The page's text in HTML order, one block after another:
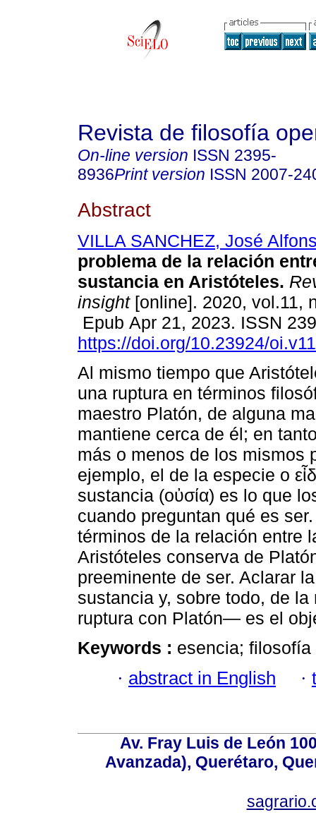
Revista de filosofía
On-line version ISSN 2395-
8936Print version ISSN 2007-
Abstract
VILLA SANCHEZ, José
problema de la relación
sustancia en Aristóteles.
insight[online]. 2020, vol.11,
Epub Apr 21, 2023. ISSN
https://doi.org/10.23924/
Al mismo tiempo que
una ruptura en términos
maestro Platón, de alguna
mantiene cerca de él; en
más o menos de los mismos
ejemplo, el de la especie o
sustancia (οὐσία) es lo que
cuando preguntan qué es
términos de la relación entre
Aristóteles conserva de
preeminente de ser. Aclarar
sustancia y, sobre todo, de
ruptura con Platón— es el
Keywords : esencia;
· abstract in English ·
Av. Fray Luis de León
Avanzada), Querétaro,